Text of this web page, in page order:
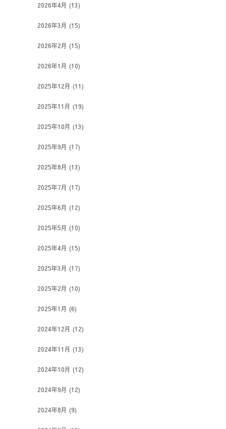
2026年4月 (13)
2026年3月 (15)
2026年2月 (15)
2026年1月 (10)
2025年12月 (11)
2025年11月 (19)
2025年10月 (13)
2025年9月 (17)
2025年8月 (13)
2025年7月 (17)
2025年6月 (12)
2025年5月 (10)
2025年4月 (15)
2025年3月 (17)
2025年2月 (10)
2025年1月 (6)
2024年12月 (12)
2024年11月 (13)
2024年10月 (12)
2024年9月 (12)
2024年8月 (9)